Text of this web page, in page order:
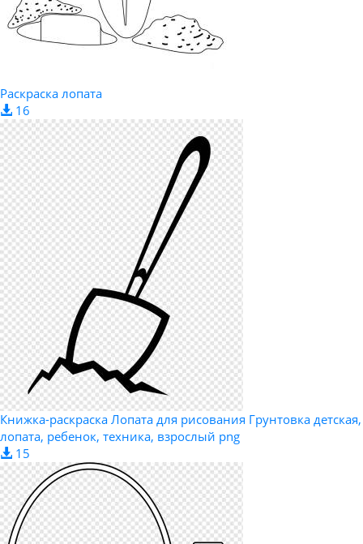
Раскраска лопата
16
Книжка-раскраска Лопата для рисования Грунтовка детская,
лопата, ребенок, техника, взрослый png
15